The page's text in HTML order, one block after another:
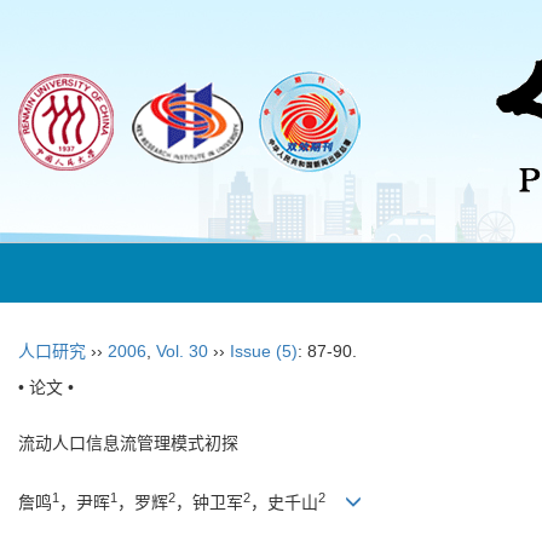
人口研究 ›› 2006 Vol. 30 ›› Issue (5): 87-90.
• 论文 •
流动人口信息流管理模式初探
詹鸣1 ，尹晖1 ，罗辉2，钟卫军2，史千山2